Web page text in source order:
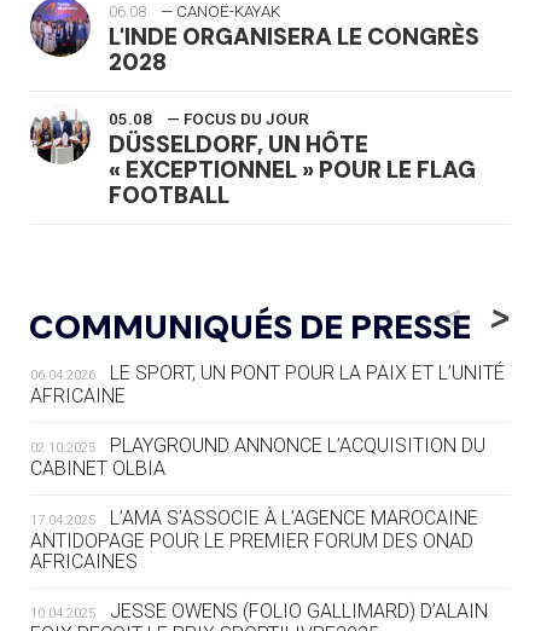
06.08 — CANOË-KAYAK
L'INDE ORGANISERA LE CONGRÈS
2028
05.08 — FOCUS DU JOUR
DÜSSELDORF, UN HÔTE
« EXCEPTIONNEL » POUR LE FLAG
FOOTBALL
LE RÊVE DE VOIR LA LUGE ALPINE
AUX JO « N'EST PAS FINI »
05.08 — TIR À L'ARC
DES MONDIAUX À BRISBANE SUR LA
ROUTE DES JO 2032
LE VILLAGE OLYMPIQUE DES ARAVIS
SE DESSINE
LE COJOP A TROUVÉ SON VILLAGE
COMMUNIQUÉS DE PRESSE
<
06.04.2026
LE SPORT, UN PONT POUR LA PAIX ET L’UNITÉ
AFRICAINE
02.10.2025
PLAYGROUND ANNONCE L’ACQUISITION DU
CABINET OLBIA
17.04.2025
L’AMA S’ASSOCIE À L’AGENCE MAROCAINE
ANTIDOPAGE POUR LE PREMIER FORUM DES ONAD
AFRICAINES
10.04.2025
JESSE OWENS (FOLIO GALLIMARD) D’ALAIN
>